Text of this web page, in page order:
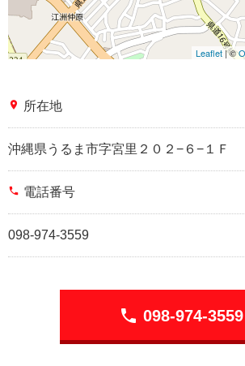
Leaflet| ©
place 所在地
沖縄県うるま市字宮里２０２−６−１Ｆ
phone 電話番号
098-974-3559
phone 098-974-3559